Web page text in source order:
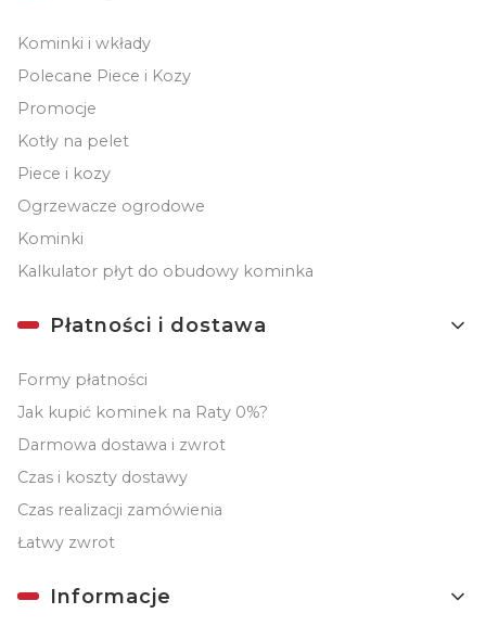
Kominki i wkłady
Polecane Piece i Kozy
Promocje
Kotły na pelet
Piece i kozy
Ogrzewacze ogrodowe
Kominki
Kalkulator płyt do obudowy kominka
Płatności i dostawa
Formy płatności
Jak kupić kominek na Raty 0%?
Darmowa dostawa i zwrot
Czas i koszty dostawy
Czas realizacji zamówienia
Łatwy zwrot
Informacje